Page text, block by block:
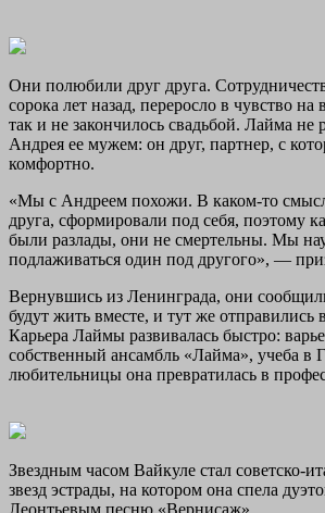
Они полюбили друг друга.
сорока лет назад, переросло в чувство
так и не закончилось свадьбой. Лайма не
Андрея ее мужем: он друг, партнер, с
комфортно.
«Мы с Андреем похожи. В каком-то
друга, сформировали под себя, поэтому
были разлады, они не смертельны. Мы
подлаживаться один под другого», —
Вернувшись из Ленинграда, они
будут жить вместе, и тут же отправились
Карьера Лаймы развивалась быстро:
собственный ансамбль «Лайма», учеба
любительницы она превратилась в
Звездным часом Вайкуле стал советско-
звезд эстрады, на котором она спела
Леонтьевым песню «Вернисаж».